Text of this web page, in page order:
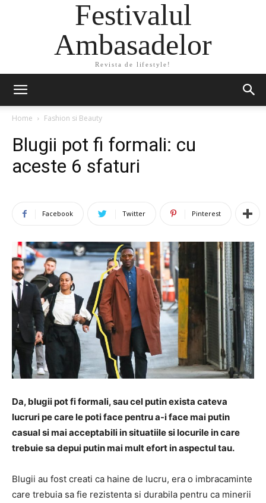
Festivalul
Ambasadelor
Revista de lifestyle!
Home Fashion si Beauty
Blugii pot fi formali: cu
aceste 6 sfaturi
Facebook Twitter Pinterest
Da, blugii pot fi formali, sau cel putin exista cateva
lucruri pe care le poti face pentru a-i face mai putin
casual si mai acceptabili in situatiile si locurile in care
trebuie sa depui putin mai mult efort in aspectul tau.
Blugii au fost creati ca haine de lucru, era o imbracaminte
care trebuia sa fie rezistenta si durabila pentru ca minerii